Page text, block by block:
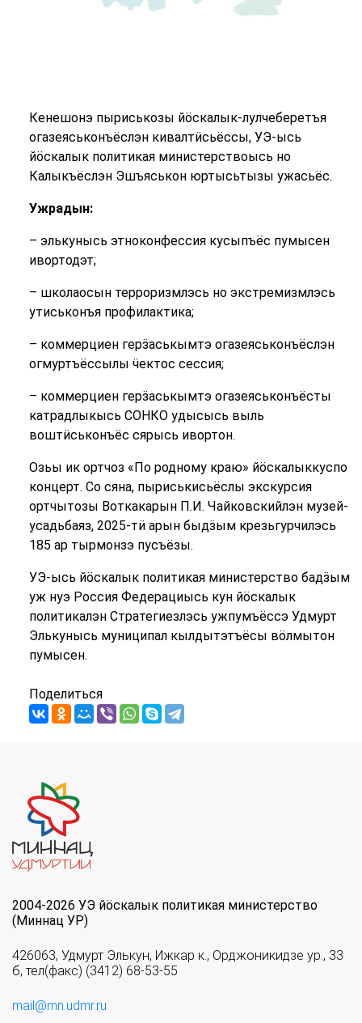
Кенешонэ пыриськозы йӧскалык-лулчеберетъя
огазеяськонъёслэн кивалтӥсьёссы, УЭ-ысь
йӧскалык политикая министерствоысь но
Калыкъёслэн Эшъяськон юртысьтызы ужасьёс.
Ужрадын:
– элькунысь этноконфессия кусыпъёс пумысен
ивортодэт;
– школаосын терроризмлэсь но экстремизмлэсь
утиськонъя профилактика;
– коммерциен герӟаськымтэ огазеяськонъёслэн
огмуртъёссылы ӵектос сессия;
– коммерциен герӟаськымтэ огазеяськонъёсты
катрадлыкысь СОНКО удысысь выль
воштӥськонъёс сярысь ивортон.
Озьы ик ортчоз «По родному краю» йӧскалыккуспо
концерт. Со сяна, пыриськисьёслы экскурсия
ортчытозы Воткакарын П.И. Чайковскийлэн музей-
усадьбаяз, 2025-тӥ арын быдӟым крезьгурчилэсь
185 ар тырмонзэ пусъёзы.
УЭ-ысь йӧскалык политикая министерство бадӟым
уж нуэ Россия Федерациысь кун йӧскалык
политикалэн Стратегиезлэсь ужпумъёссэ Удмурт
Элькунысь муниципал кылдытэтъёсы вӧлмытон
пумысен.
Поделиться
2004-2026 УЭ йöскалык политикая министерство
(Миннац УР)
426063, Удмурт Элькун, Ижкар к., Орджоникидзе ур., 33
б, тел(факс) (3412) 68-53-55
mail@mn.udmr.ru